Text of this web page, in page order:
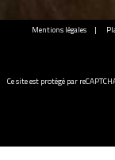
Mentions légales
Ce site est protégé par